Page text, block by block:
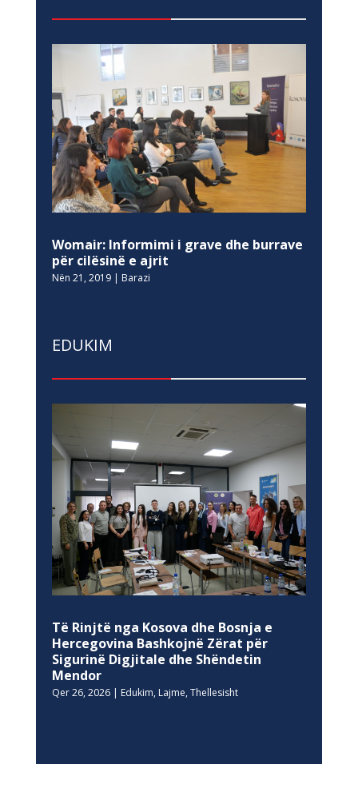
Womair: Informimi i grave dhe burrave
për cilësinë e ajrit
Nën 21, 2019| Barazi
EDUKIM
Të Rinjtë nga Kosova dhe Bosnja e
Hercegovina Bashkojnë Zërat për
Sigurinë Digjitale dhe Shëndetin
Mendor
Qer 26, 2026| Edukim, Lajme, Thellesisht